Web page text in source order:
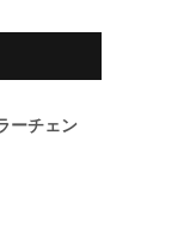
ーチェン